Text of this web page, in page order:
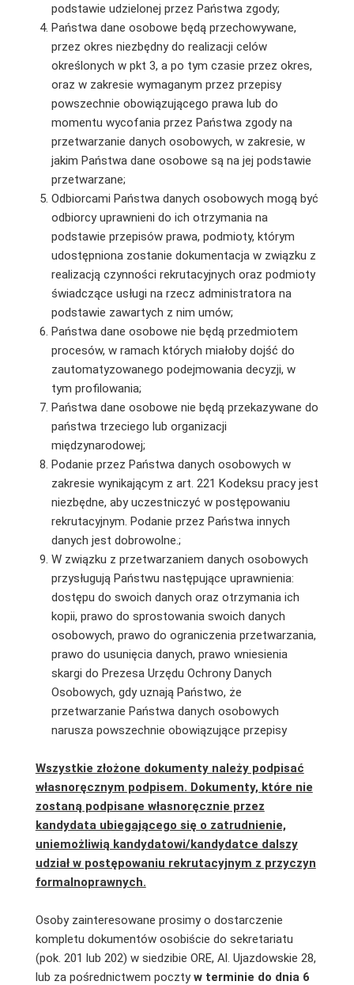
podstawie udzielonej przez Państwa zgody;
Państwa dane osobowe będą przechowywane,
przez okres niezbędny do realizacji celów
określonych w pkt 3, a po tym czasie przez okres,
oraz w zakresie wymaganym przez przepisy
powszechnie obowiązującego prawa lub do
momentu wycofania przez Państwa zgody na
przetwarzanie danych osobowych, w zakresie, w
jakim Państwa dane osobowe są na jej podstawie
przetwarzane;
Odbiorcami Państwa danych osobowych mogą być
odbiorcy uprawnieni do ich otrzymania na
podstawie przepisów prawa, podmioty, którym
udostępniona zostanie dokumentacja w związku z
realizacją czynności rekrutacyjnych oraz podmioty
świadczące usługi na rzecz administratora na
podstawie zawartych z nim umów;
Państwa dane osobowe nie będą przedmiotem
procesów, w ramach których miałoby dojść do
zautomatyzowanego podejmowania decyzji, w
tym profilowania;
Państwa dane osobowe nie będą przekazywane do
państwa trzeciego lub organizacji
międzynarodowej;
Podanie przez Państwa danych osobowych w
zakresie wynikającym z art. 221 Kodeksu pracy jest
niezbędne, aby uczestniczyć w postępowaniu
rekrutacyjnym. Podanie przez Państwa innych
danych jest dobrowolne.;
W związku z przetwarzaniem danych osobowych
przysługują Państwu następujące uprawnienia:
dostępu do swoich danych oraz otrzymania ich
kopii, prawo do sprostowania swoich danych
osobowych, prawo do ograniczenia przetwarzania,
prawo do usunięcia danych, prawo wniesienia
skargi do Prezesa Urzędu Ochrony Danych
Osobowych, gdy uznają Państwo, że
przetwarzanie Państwa danych osobowych
narusza powszechnie obowiązujące przepisy
Wszystkie złożone dokumenty należy podpisać
własnoręcznym podpisem. Dokumenty, które nie
zostaną podpisane własnoręcznie przez
kandydata ubiegającego się o zatrudnienie,
uniemożliwią kandydatowi/kandydatce dalszy
udział w postępowaniu rekrutacyjnym z przyczyn
formalnoprawnych.
Osoby zainteresowane prosimy o dostarczenie
kompletu dokumentów osobiście do sekretariatu
(pok. 201 lub 202) w siedzibie ORE, Al. Ujazdowskie 28,
lub za pośrednictwem pocztyw terminie do dnia 6